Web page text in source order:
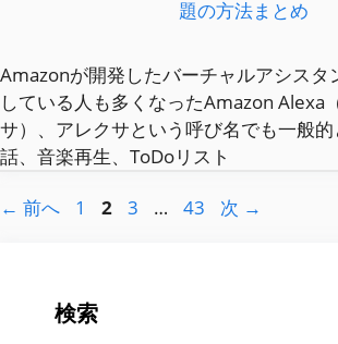
Amazonが開発したバーチャルアシスタ
している人も多くなったAmazon Alexa
サ）、アレクサという呼び名でも一般
話、音楽再生、ToDoリスト
← 前へ
ペ
1
ペ
2
ペ
3 …
ペ
43 次 →
検索